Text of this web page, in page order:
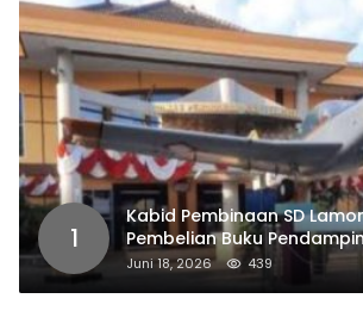
1
Kabid Pembinaan SD
Pembelian Buku
Dipaksakan
Juni 18, 2026 439